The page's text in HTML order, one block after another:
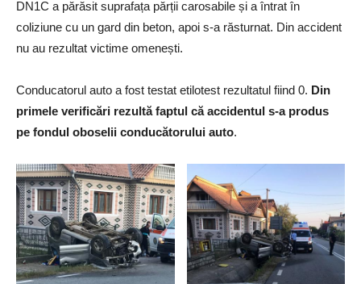
DN1C a părăsit suprafața părții carosabile și a întrat în
coliziune cu un gard din beton, apoi s-a răsturnat. Din accident
nu au rezultat victime omenești.
Conducatorul auto a fost testat etilotest rezultatul fiind 0. Din
primele verificări rezultă faptul că accidentul s-a produs
pe fondul oboselii conducătorului auto.